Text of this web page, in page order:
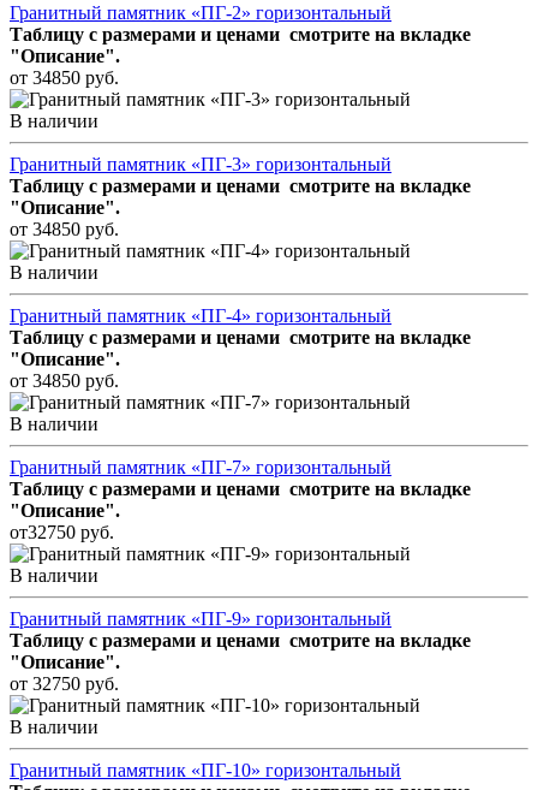
Гранитный памятник «ПГ-2» горизонтальный
Таблицу с размерами и ценами смотрите на вкладке
"Описание".
от 34850 руб.
В наличии
Гранитный памятник «ПГ-3» горизонтальный
Таблицу с размерами и ценами смотрите на вкладке
"Описание".
от 34850 руб.
В наличии
Гранитный памятник «ПГ-4» горизонтальный
Таблицу с размерами и ценами смотрите на вкладке
"Описание".
от 34850 руб.
В наличии
Гранитный памятник «ПГ-7» горизонтальный
Таблицу с размерами и ценами смотрите на вкладке
"Описание".
от32750 руб.
В наличии
Гранитный памятник «ПГ-9» горизонтальный
Таблицу с размерами и ценами смотрите на вкладке
"Описание".
от 32750 руб.
В наличии
Гранитный памятник «ПГ-10» горизонтальный